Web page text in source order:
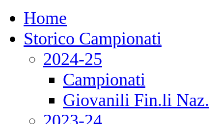
Home
Storico Campionati
2024-25
Campionati
Giovanili Fin.li Naz.